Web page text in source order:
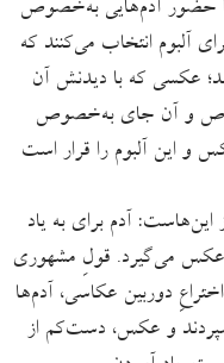
حضور آدم‌هایی به‌خصوص
آلبوم انتخاب می‌کنند که
عکسی که با دیدنش آن
و آن جای به‌خصوص
و این آلبوم را قرار است
این‌هاست: آدم برای به یاد
عکس می‌گیرد. ‌قولِ مشهوری
دوربین عکاسی، آدم‌ها
و عکس، دست‌کم از